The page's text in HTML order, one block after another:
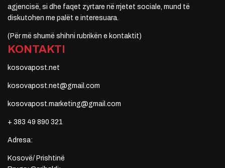
agjencisë, si dhe faqet zyrtare në rrjetet sociale, mund të
diskutohen me palët e interesuara.
(Për më shumë shihni rubrikën e kontaktit)
KONTAKTI
kosovapost.net
kosovapost.net@gmail.com
kosovapost.marketing@gmail.com
+ 383 49 890 321
Adresa:
Kosovë/ Prishtinë